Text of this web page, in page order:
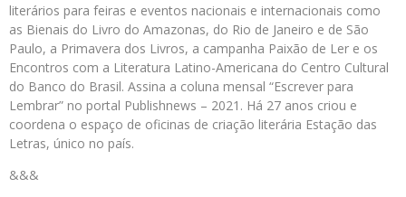
literários para feiras e eventos nacionais e internacionais como
as Bienais do Livro do Amazonas, do Rio de Janeiro e de São
Paulo, a Primavera dos Livros, a campanha Paixão de Ler e os
Encontros com a Literatura Latino-Americana do Centro Cultural
do Banco do Brasil. Assina a coluna mensal “Escrever para
Lembrar” no portal Publishnews – 2021. Há 27 anos criou e
coordena o espaço de oficinas de criação literária Estação das
Letras, único no país.
&&&